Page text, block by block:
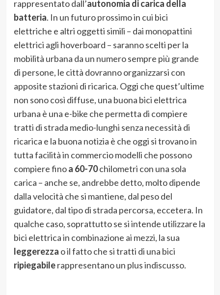
rappresentato dall’autonomia di carica della
batteria. In un futuro prossimo in cui bici
elettriche e altri oggetti simili – dai monopattini
elettrici agli hoverboard – saranno scelti per la
mobilità urbana da un numero sempre più grande
di persone, le città dovranno organizzarsi con
apposite stazioni di ricarica. Oggi che quest’ultime
non sono così diffuse, una buona bici elettrica
urbana è una e-bike che permetta di compiere
tratti di strada medio-lunghi senza necessità di
ricarica e la buona notizia è che oggi si trovano in
tutta facilità in commercio modelli che possono
compiere finoa 60-70chilometri con una sola
carica – anche se, andrebbe detto, molto dipende
dalla velocità che si mantiene, dal peso del
guidatore, dal tipo di strada percorsa, eccetera. In
qualche caso, soprattutto se si intende utilizzare la
bici elettrica in combinazione ai mezzi, la sua
leggerezza o il fatto che si tratti di una bici
ripiegabilerappresentano un plus indiscusso.